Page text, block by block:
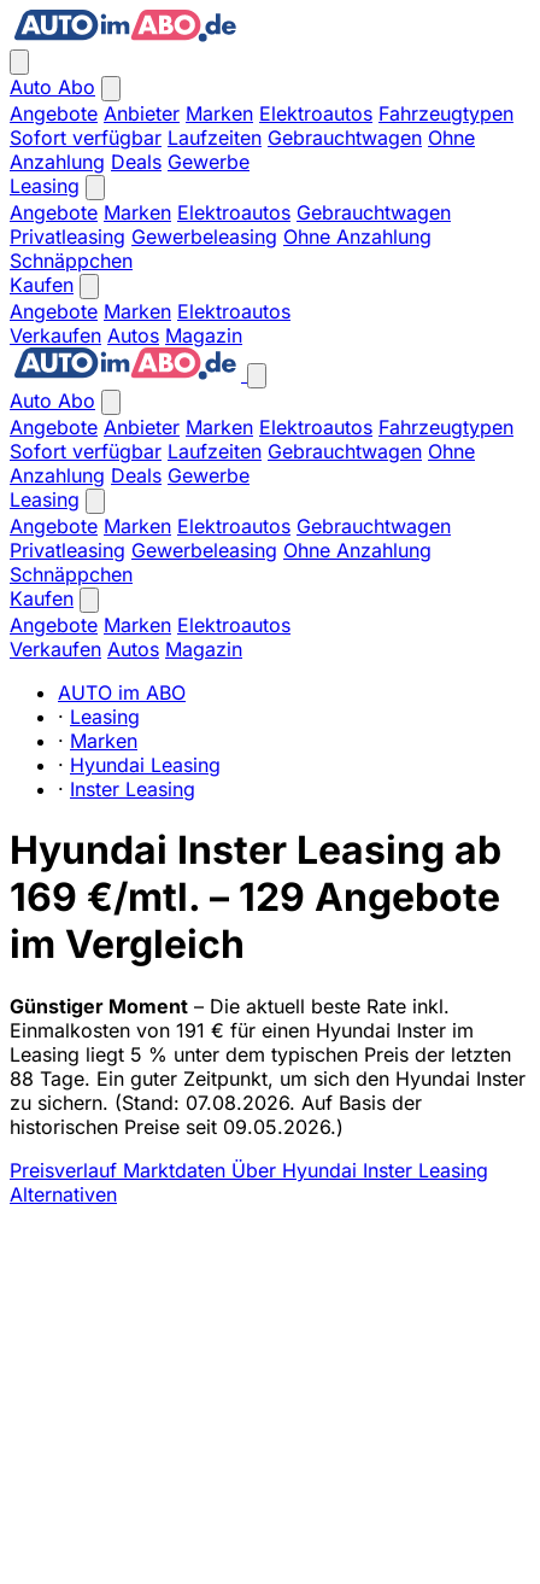
Auto Abo
Angebote Anbieter Marken Elektroautos Fahrzeugtypen
Sofort verfügbar Laufzeiten Gebrauchtwagen Ohne
Anzahlung Deals Gewerbe
Leasing
Angebote Marken Elektroautos Gebrauchtwagen
Privatleasing Gewerbeleasing Ohne Anzahlung
Schnäppchen
Kaufen
Angebote Marken Elektroautos
Verkaufen Autos Magazin
Auto Abo
Angebote Anbieter Marken Elektroautos Fahrzeugtypen
Sofort verfügbar Laufzeiten Gebrauchtwagen Ohne
Anzahlung Deals Gewerbe
Leasing
Angebote Marken Elektroautos Gebrauchtwagen
Privatleasing Gewerbeleasing Ohne Anzahlung
Schnäppchen
Kaufen
Angebote Marken Elektroautos
Verkaufen Autos Magazin
AUTO im ABO
· Leasing
· Marken
· Hyundai Leasing
· Inster Leasing
Hyundai Inster Leasing ab
169 €/mtl. – 129 Angebote
im Vergleich
Günstiger Moment – Die aktuell beste Rate inkl.
Einmalkosten von 191 € für einen Hyundai Inster im
Leasing liegt 5 % unter dem typischen Preis der letzten
88 Tage. Ein guter Zeitpunkt, um sich den Hyundai Inster
zu sichern. (Stand: 07.08.2026. Auf Basis der
historischen Preise seit 09.05.2026.)
Preisverlauf Marktdaten Über Hyundai Inster Leasing
Alternativen